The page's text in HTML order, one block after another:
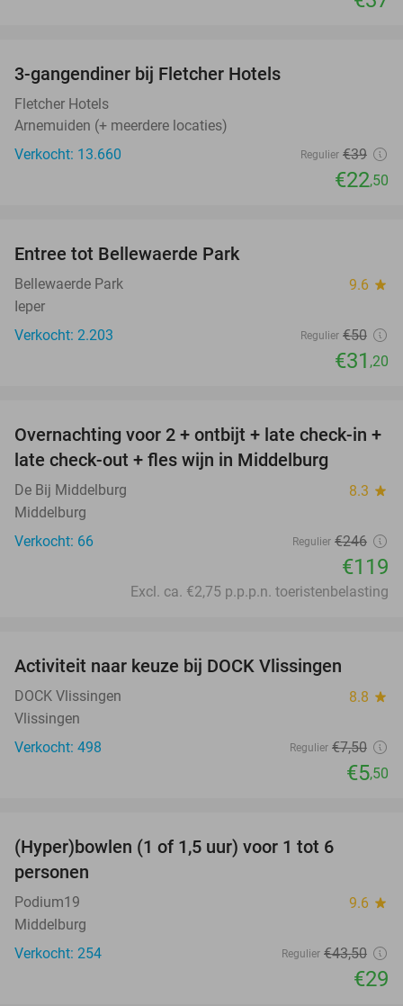
3-gangendiner bij Fletcher Hotels
Fletcher Hotels
Arnemuiden (+ meerdere locaties)
Verkocht: 13.660
Regulier €39
€22,50
Entree tot Bellewaerde Park
Bellewaerde Park 9.6 star
Ieper
Verkocht: 2.203
Regulier €50
€31 ,20
52%
Overnachting voor 2 + ontbijt + late check-in +
late check-out + fles wijn in Middelburg
De Bij Middelburg 8.3 star
Middelburg
Verkocht: 66
Regulier €246
€119
Excl. ca. €2,75 p.p.p.n. toeristenbelasting
Activiteit naar keuze bij DOCK Vlissingen
DOCK Vlissingen 8.8 star
Vlissingen
Verkocht: 498
Regulier €7,50
€5,50
(Hyper)bowlen (1 of 1,5 uur) voor 1 tot 6
personen
Podium19 9.6 star
Middelburg
Verkocht: 254
Regulier €43,50
€29